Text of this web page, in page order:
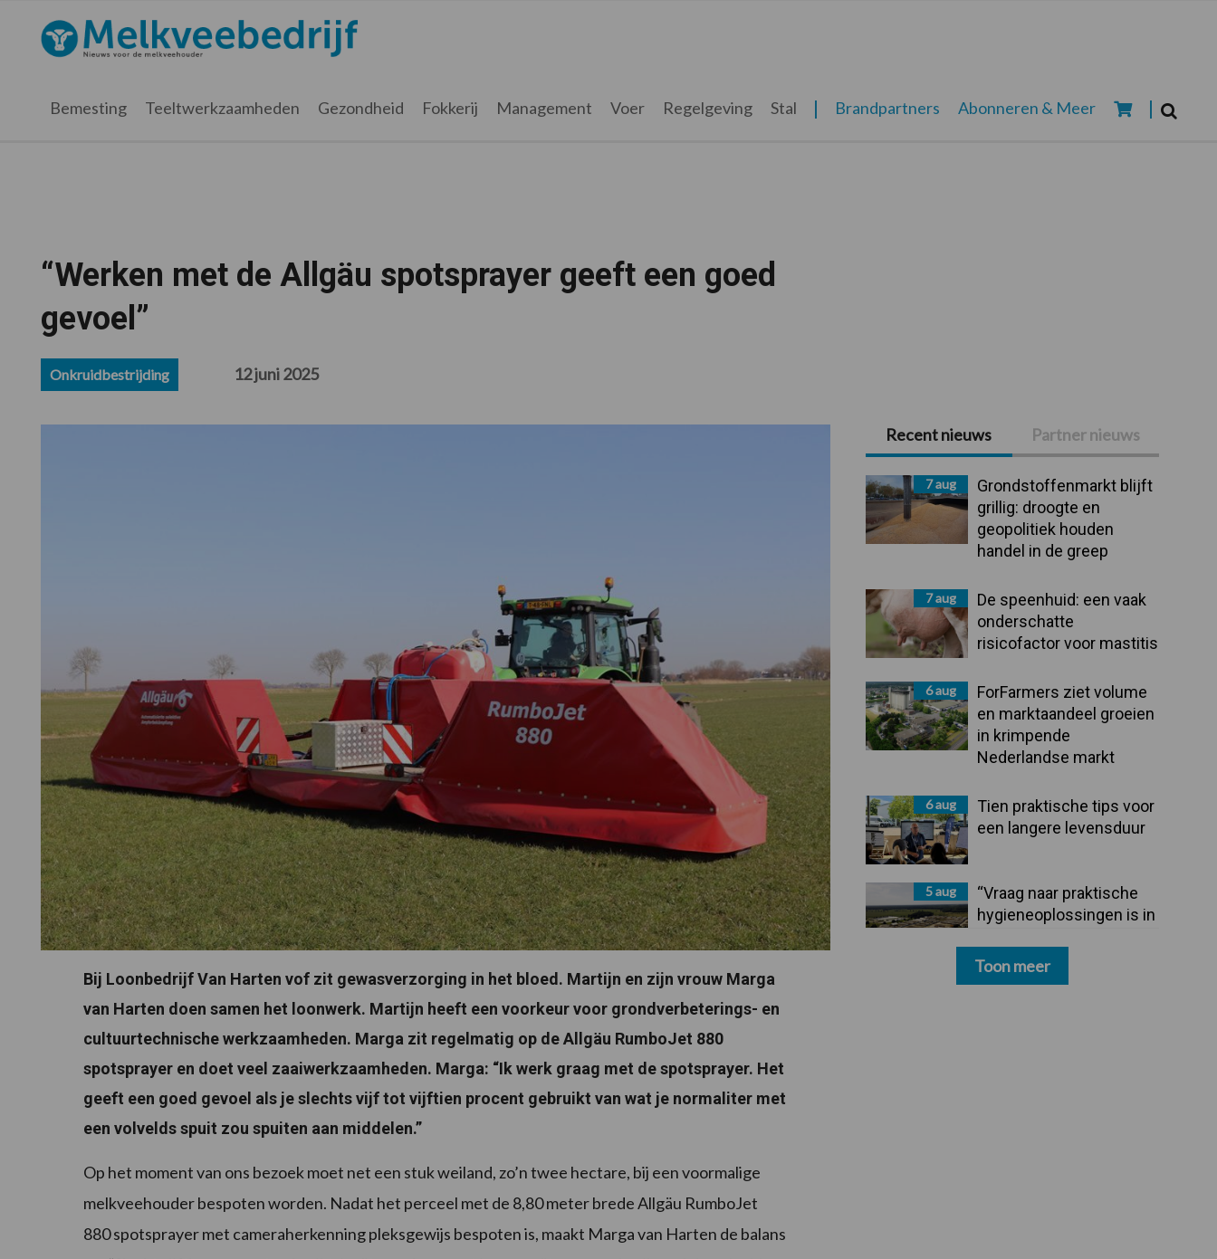
hoofdnavigatie
hoofd
eerste
voettekst
Melkveebedrijf.nl
Bemesting Teeltwerkzaamheden Gezondheid Fokkerij Management Voer Regelgeving Stal Brandpartners Abonneren & Meer
“Werken met de Allgäu spotsprayer geeft een goed
gevoel”
Onkruidbestrijding 12 juni 2025
Bij Loonbedrijf Van Harten vof zit gewasverzorging in het bloed. Martijn en zijn vrouw Marga
van Harten doen samen het loonwerk. Martijn heeft een voorkeur voor grondverbeterings- en
cultuurtechnische werkzaamheden. Marga zit regelmatig op de Allgäu RumboJet 880
spotsprayer en doet veel zaaiwerkzaamheden. Marga: “Ik werk graag met de spotsprayer. Het
geeft een goed gevoel als je slechts vijf tot vijftien procent gebruikt van wat je normaliter met
een volvelds spuit zou spuiten aan middelen.”
Op het moment van ons bezoek moet net een stuk weiland, zo’n twee hectare, bij een voormalige
melkveehouder bespoten worden. Nadat het perceel met de 8,80 meter brede Allgäu RumboJet
880 spotsprayer met cameraherkenning pleksgewijs bespoten is, maakt Marga van Harten de balans
Primaire
Sidebar
Recent nieuws Partner nieuws
7 aug
Grondstoffenmarkt blijft
grillig: droogte en
geopolitiek houden
handel in de greep
7 aug
De speenhuid: een vaak
onderschatte
risicofactor voor mastitis
6 aug
ForFarmers ziet volume
en marktaandeel groeien
in krimpende
Nederlandse markt
6 aug
Tien praktische tips voor
een langere levensduur
5 aug
“Vraag naar praktische
hygieneoplossingen is in
Toon meer